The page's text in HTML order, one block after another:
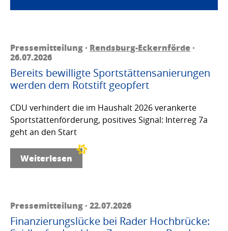
Pressemitteilung · Rendsburg-Eckernförde·
26.07.2026
Bereits bewilligte Sportstättensanierungen
werden dem Rotstift geopfert
CDU verhindert die im Haushalt 2026 verankerte
Sportstättenförderung, positives Signal: Interreg 7a
geht an den Start
Weiterlesen
Pressemitteilung · 22.07.2026
Finanzierungslücke bei Rader Hochbrücke: